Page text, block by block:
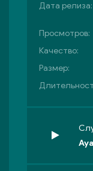
Дата релиза:
Просмотров:
Качество:
Размер: